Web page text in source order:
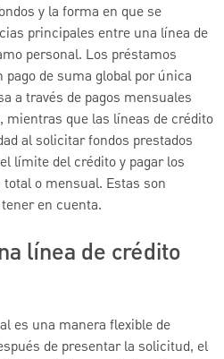
y la forma en que se
principales entre una línea de
personal. Los préstamos
de suma global por única
a través de pagos mensuales
que las líneas de crédito
al solicitar fondos prestados
límite del crédito y pagar los
o mensual. Estas son
en cuenta.
línea de crédito
es una manera flexible de
de presentar la solicitud, el